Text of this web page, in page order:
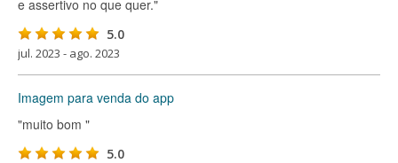
e assertivo no que quer."
5.0
jul. 2023 - ago. 2023
Imagem para venda do app
"muito bom "
5.0